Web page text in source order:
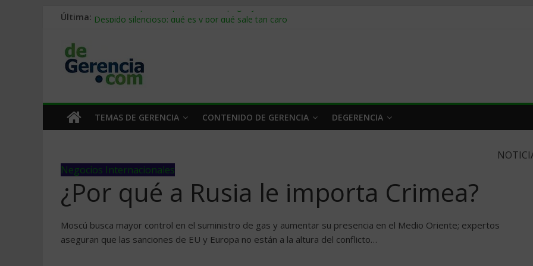
Última: Stablecoins para empresas: cómo pagar y cobrar en 2026
Trabajo forzoso en la cadena de suministro: qué hacer
Mercado hispano de EE. UU.: cómo segmentarlo y venderle
TEMAS DE GERENCIA CONTENIDO DE GERENCIA DEGERENCIA
Negocios Internacionales
¿Por qué a Rusia le importa Crimea?
Moscú busca mayor control en el suministro de gas y aumentar su presencia en el Medio Oriente; expertos
aseguran que las sanciones de EU y Europa no están a la altura del conflicto…